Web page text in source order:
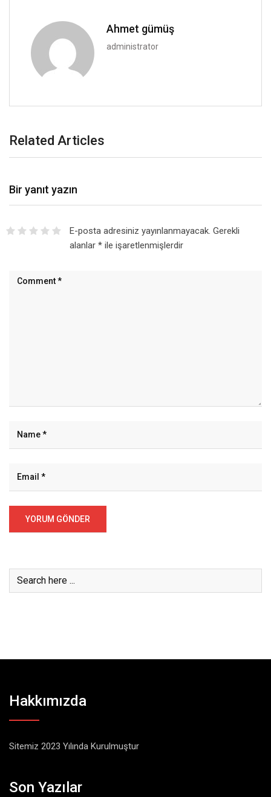
Ahmet gümüş
administrator
Related Articles
Bir yanıt yazın
E-posta adresiniz yayınlanmayacak. Gerekli
alanlar *ile işaretlenmişlerdir
Hakkımızda
Sitemiz 2023 Yılında Kurulmuştur
Son Yazılar